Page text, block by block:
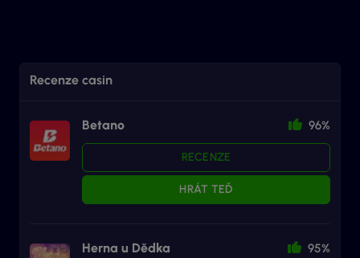
Recenze casin
Betano 96%
RECENZE
HRÁT TEĎ
Herna u Dědka 95%